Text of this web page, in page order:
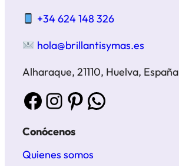
+34 624 148 326
hola@brillantisymas.es
Alharaque, 21110, Huelva, España
Facebook Instagram Pinterest WhatsApp
Conócenos
Quienes somos